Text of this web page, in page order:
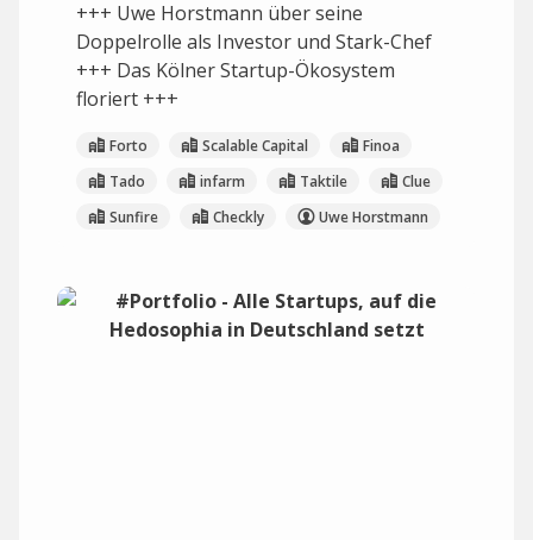
+++ Uwe Horstmann über seine
Doppelrolle als Investor und Stark-Chef
+++ Das Kölner Startup-Ökosystem
floriert +++
Forto Scalable Capital
Finoa
Tado
infarm Taktile
Clue
Sunfire
Checkly Uwe Horstmann